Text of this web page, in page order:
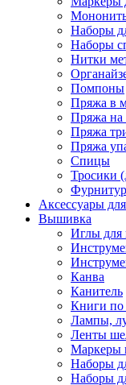
Наборы
Наборы
Нитки
Помпоны
Пряжа в
Пряжа на
Пряжа
Пряжа
Спицы
Тросики
Аксессуары
Вышивка
Иглы
Канва
Канитель
Книги
Лампы,
Ленты
Маркеры
Наборы
Наборы